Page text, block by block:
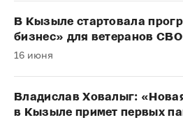
В Кызыле стартовала
бизнес» для ветеранов
16 июня
Владислав Ховалыг:
в Кызыле примет первых